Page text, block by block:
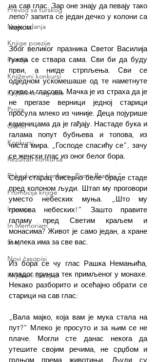
Prevod sa turskog
Nova izdanja
Knjige poezije
Poezija
Književni konkursi
Književne nagrade
Proza
Članci
Konkursi
Rezultati konkursa
Enheduanin konkurs „Pisma Branku ”
Promocija knjige
Intervju
In Memoriam
Esej
Novi časopisi
Književni časopisi
на сав глас. Зар оне знају да певају тако
лепо? запита се један дечко у колони са
мајком.
Због великог празника Светог Василија
гужва се ствара сама. Сви би да буду
први, а нигде стрпљења. Сви се
одједном ускомешаше од те наметнуте
гужве и гласова. Мачка је из страха да је
не прегазе верници једној старици
просула млеко из чиније. Деца појурише
каменицама да је гађају. Настаде бука и
галама попут бубњева и топова, из
чиста мира. „Господе спасићу се”, зачу
се женски глас из оног белог бора.
Седи старац бисерно беле браде стаде
пред колоном људи. Штап му проговори
уместо небеских муња. „Што му
громова небеских!” Зашто правите
галаму пред Светим краљем и
монасима? Живот је само један, а хране
и млека има за све вас.
Из бора се чу глас Рашка Немањића,
младог принца тек примљеног у монахе.
Некако разборито и осећајно обрати се
старици на сав глас:
„Вала мајко, која вам је мука стала на
пут?” Млеко је просуто и за њим се не
плаче. Могли сте данас некога да
утешите својим речима, не срџбом и
грдњом према животињи. Људи су